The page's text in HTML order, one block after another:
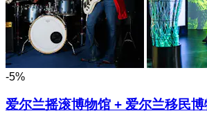
-5%
爱尔兰摇滚博物馆 + 爱尔兰移民